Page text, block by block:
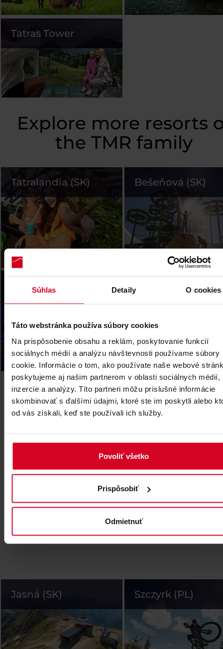
Súhlas Detaily O cookies
Táto webstránka používa súbory cookies
Na prispôsobenie obsahu a reklám, poskytovanie funkcií
sociálnych médií a analýzu návštevnosti používame súbory
cookie. Informácie o tom, ako používate naše webové
poskytujeme aj našim partnerom v oblasti sociálnych médií,
inzercie a analýzy. Títo partneri môžu príslušné informácie
skombinovať s ďalšími údajmi, ktoré ste im poskytli alebo
od vás získali, keď ste používali ich služby.
Povoliť všetko
Prispôsobiť
Odmietnuť
Tatras Tower
Explore more resorts
the TMR family
Tatralandia (SK) Bešeňová (SK)
Legendia (PL)
Jasná (SK) Szczyrk (PL)